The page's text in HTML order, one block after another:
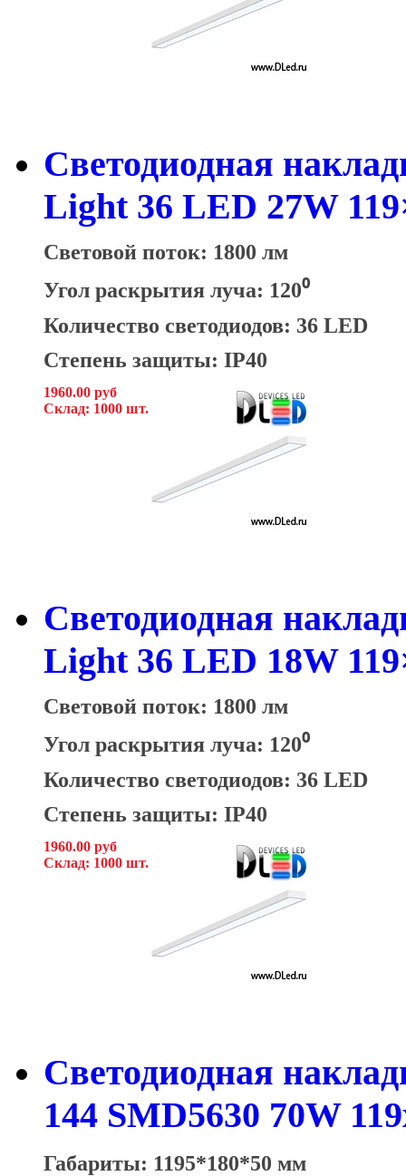
Светодиодная
Light 36 LED 27W
Световой поток: 1800 лм
Угол раскрытия луча: 120⁰
Количество светодиодов: 36 LED
Степень защиты: IP40
1960.00 руб
Склад: 1000 шт.
Светодиодная
Light 36 LED 18W
Световой поток: 1800 лм
Угол раскрытия луча: 120⁰
Количество светодиодов: 36 LED
Степень защиты: IP40
1960.00 руб
Склад: 1000 шт.
Светодиодная
144 SMD5630 70W
Габариты: 1195*180*50 мм